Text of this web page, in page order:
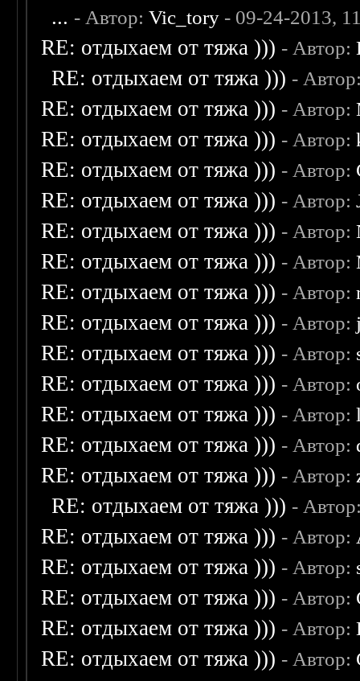
... - Автор:Vic_tory - 09-24-2013,
RE: отдыхаем от тяжа ))) - Автор:
RE: отдыхаем от тяжа ))) -
RE: отдыхаем от тяжа ))) - Автор:
RE: отдыхаем от тяжа ))) - Автор:
RE: отдыхаем от тяжа ))) - Автор:
RE: отдыхаем от тяжа ))) - Автор:
RE: отдыхаем от тяжа ))) - Автор:
RE: отдыхаем от тяжа ))) - Автор:
RE: отдыхаем от тяжа ))) - Автор:
RE: отдыхаем от тяжа ))) - Автор:
RE: отдыхаем от тяжа ))) - Автор:
RE: отдыхаем от тяжа ))) - Автор:
RE: отдыхаем от тяжа ))) - Автор:
RE: отдыхаем от тяжа ))) - Автор:
RE: отдыхаем от тяжа ))) - Автор:
RE: отдыхаем от тяжа ))) -
RE: отдыхаем от тяжа ))) - Автор:
RE: отдыхаем от тяжа ))) - Автор:
RE: отдыхаем от тяжа ))) - Автор:
RE: отдыхаем от тяжа ))) - Автор:
RE: отдыхаем от тяжа ))) - Автор: